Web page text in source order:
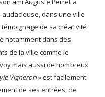
dans une ville
de sa créativité
notamment dans des
de la ville comme le
mais aussi de nombreux
Vigneron» est facilement
de ses entrées, de